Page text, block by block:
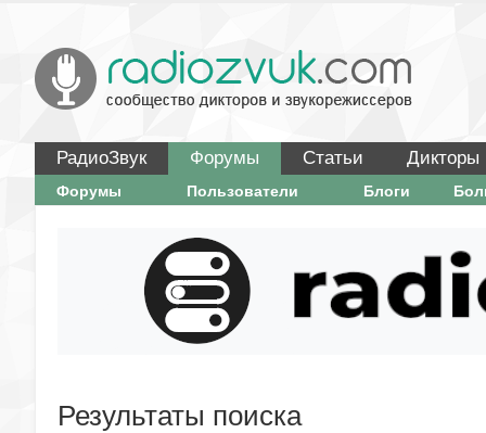
РадиоЗвук Форумы Статьи Дикторы
Форумы Пользователи Блоги
Результаты поиска